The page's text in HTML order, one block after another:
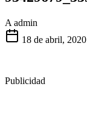
A admin
18 de abril, 2020
Publicidad